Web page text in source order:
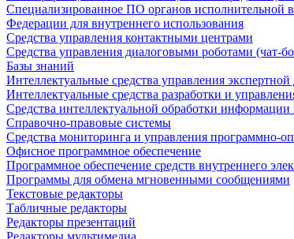
Специализированное ПО органов исполнительной
Федерации для внутреннего использования
Средства управления контактными центрами
Средства управления диалоговыми роботами (чат-
Базы знаний
Интеллектуальные средства управления экспертной
Интеллектуальные средства разработки и
Средства интеллектуальной обработки информации
Справочно-правовые системы
Средства мониторинга и управления программно-
Офисное программное обеспечение
Программное обеспечение средств внутреннего
Программы для обмена мгновенными сообщениями
Текстовые редакторы
Табличные редакторы
Редакторы презентаций
Редакторы мультимедиа